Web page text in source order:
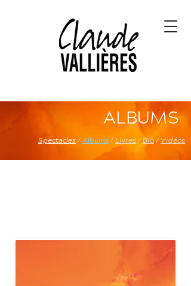
ALBUMS
Spectacles/Albums/Livres/Bio/ Vidéos